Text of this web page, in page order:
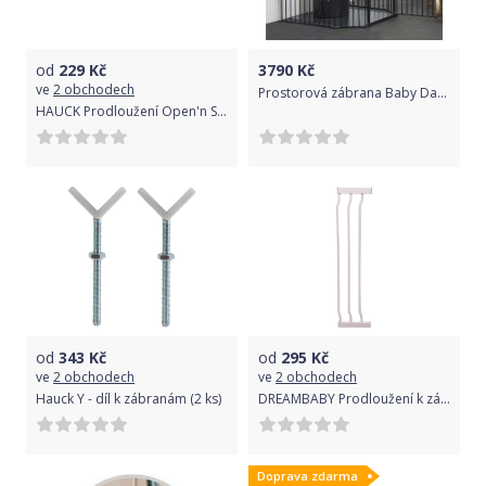
od 229 Kč
ve 2 obchodech
HAUCK Prodloužení Open'n Stop 9 cm - White
3790 Kč
Prostorová zábrana Baby Dan Flex XL White 2017
od 343 Kč
ve 2 obchodech
Hauck Y - díl k zábranám (2 ks)
od 295 Kč
ve 2 obchodech
DREAMBABY Prodloužení k zábraně Liberty 18 cm, bílá
Doprava zdarma